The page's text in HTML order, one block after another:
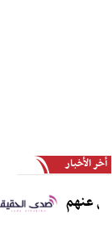
أخر الأخبار